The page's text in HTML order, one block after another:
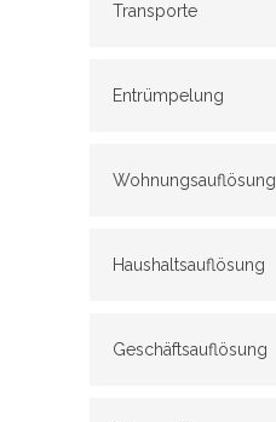
Transporte
Entrümpelung
Wohnungsauflösung
Haushaltsauflösung
Geschäftsauflösung